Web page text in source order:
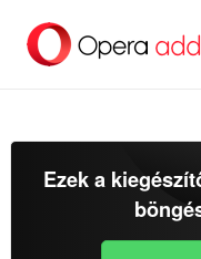
Ezek a